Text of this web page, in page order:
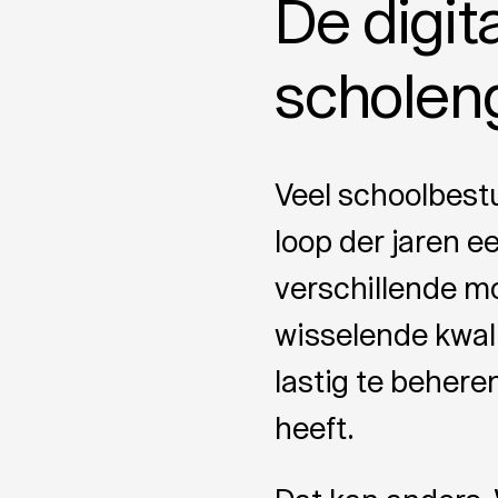
De
Veel
loop der jaren
verschillende
wisselende
lastig te
heeft.